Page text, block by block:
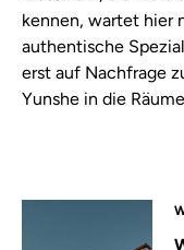
kennen, wartet hier
authentische
erst auf Nachfrage
Yunshe in die